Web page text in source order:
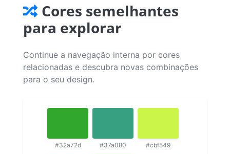
Cores semelhantes
para explorar
Continue a navegação interna por cores
relacionadas e descubra novas combinações
para o seu design.
#32a72d #37a080 #cbf549